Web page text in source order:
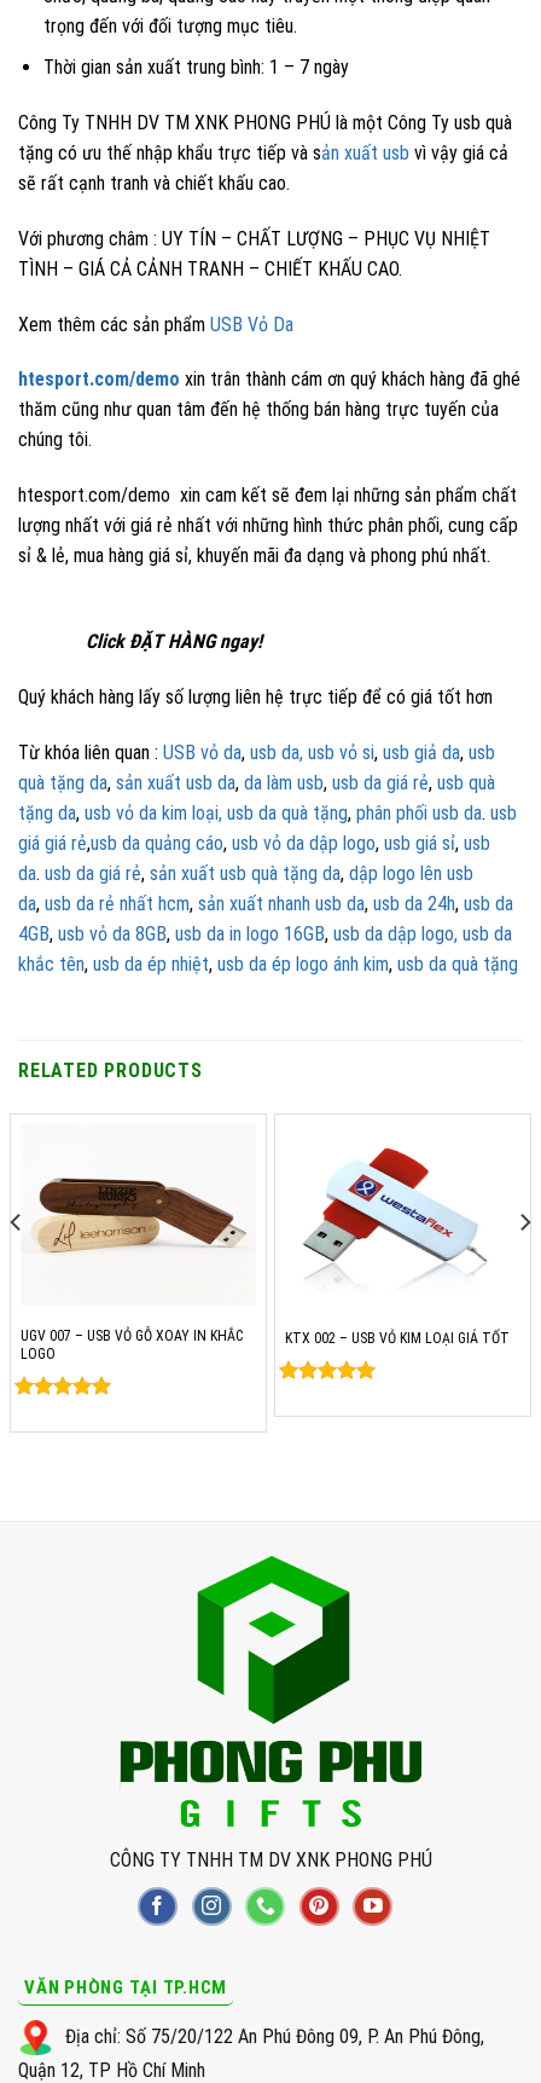
trọng đến với đối tượng mục tiêu.
Thời gian sản xuất trung bình: 1 – 7 ngày
Công Ty TNHH DV TM XNK PHONG PHÚ là một Công Ty usb quà
tặng có ưu thế nhập khẩu trực tiếp và sản xuất usb vì vậy giá cả
sẽ rất cạnh tranh và chiết khấu cao.
Với phương châm : UY TÍN – CHẤT LƯỢNG – PHỤC VỤ NHIỆT
TÌNH – GIÁ CẢ CẢNH TRANH – CHIẾT KHẤU CAO.
Xem thêm các sản phẩm USB Vỏ Da
htesport.com/demo xin trân thành cám ơn quý khách hàng đã ghé
thăm cũng như quan tâm đến hệ thống bán hàng trực tuyến của
chúng tôi.
htesport.com/demo xin cam kết sẽ đem lại những sản phẩm chất
lượng nhất với giá rẻ nhất với những hình thức phân phối, cung cấp
sỉ & lẻ, mua hàng giá sỉ, khuyến mãi đa dạng và phong phú nhất.
Click ĐẶT HÀNG ngay!
Quý khách hàng lấy số lượng liên hệ trực tiếp để có giá tốt hơn
Từ khóa liên quan : USB vỏ da, usb da, usb vỏ si, usb giả da, usb
quà tặng da, sản xuất usb da, da làm usb, usb da giá rẻ, usb quà
tặng da, usb vỏ da kim loại, usb da quà tặng, phân phối usb da. usb
giá giá rẻ,usb da quảng cáo, usb vỏ da dập logo, usb giá sỉ, usb
da. usb da giá rẻ, sản xuất usb quà tặng da, dập logo lên usb
da, usb da rẻ nhất hcm, sản xuất nhanh usb da, usb da 24h, usb da
4GB, usb vỏ da 8GB, usb da in logo 16GB, usb da dập logo, usb da
khắc tên, usb da ép nhiệt, usb da ép logo ánh kim, usb da quà tặng
RELATED PRODUCTS
UGV 007 – USB VỎ GỖ XOAY IN KHẮC
LOGO
out of 5
KTX 002 – USB VỎ KIM LOẠI GIÁ TỐT
out of 5
CÔNG TY TNHH TM DV XNK PHONG PHÚ
VĂN PHÒNG TẠI TP.HCM
Địa chỉ: Số 75/20/122 An Phú Đông 09, P. An Phú Đông,
Quận 12, TP Hồ Chí Minh